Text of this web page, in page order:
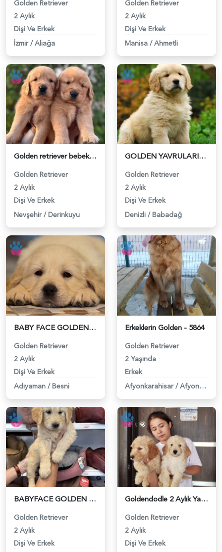
Golden Retriever
2 Aylık
Dişi Ve Erkek
İzmir/Aliağa
Golden Retriever
2 Aylık
Dişi Ve Erkek
Manisa /Ahmetli
Golden retriever bebekleri - 6266
Golden Retriever
2 Aylık
Dişi Ve Erkek
Nevşehir/Derinkuyu
GOLDEN YAVRULARIMIZ - 6198
Golden Retriever
2 Aylık
Dişi Ve Erkek
Denizli /Babadağ
BABY FACE GOLDEN BEBEKLERİMİZ - 6199
Golden Retriever
2 Aylık
Dişi Ve Erkek
Adıyaman /Besni
Erkeklerin Golden - 5864
Golden Retriever
2 Yaşında
Erkek
Afyonkarahisar/Afyonkarahisar
BABYFACE GOLDEN RETRİEVER YAVRULARIMIZ - 5398
Golden Retriever
2 Aylık
Dişi Ve Erkek
Goldendodle 2 Aylık Yavrularımız - 5381
Golden Retriever
2 Aylık
Dişi Ve Erkek